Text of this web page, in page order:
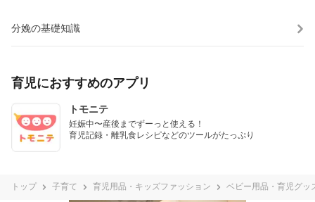
分娩の基礎知識
育児におすすめのアプリ
トモニテ
妊娠中〜産後までずーっと使える！
育児記録・離乳食レシピなどのツールがたっぷり
トップ 子育て 育児用品・キッズファッション ベビー用品・育児グッ